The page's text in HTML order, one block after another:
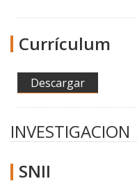
Currículum
Descargar
INVESTIGACION
SNII